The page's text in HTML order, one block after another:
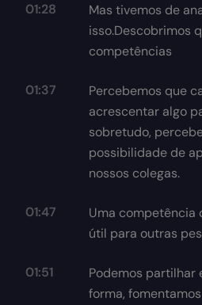
01:28
Mas tivemos de
isso.Descobrimos
competências
01:37
Percebemos que
acrescentar algo
sobretudo,
possibilidade de
nossos colegas.
01:47
Uma competência
útil para outras
01:51
Podemos partilhar
forma,